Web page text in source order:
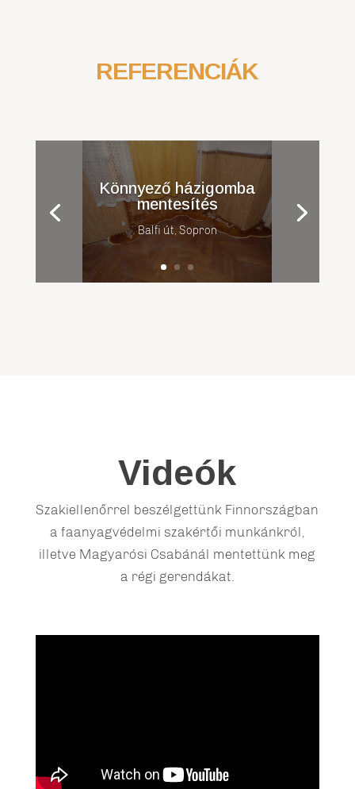
REFERENCIÁK
Könnyező házigomba
mentesítés
Balfi út, Sopron
Videók
Szakiellenőrrel beszélgettünk Finnországban
a faanyagvédelmi szakértői munkánkról,
illetve Magyarósi Csabánál mentettünk meg
a régi gerendákat.